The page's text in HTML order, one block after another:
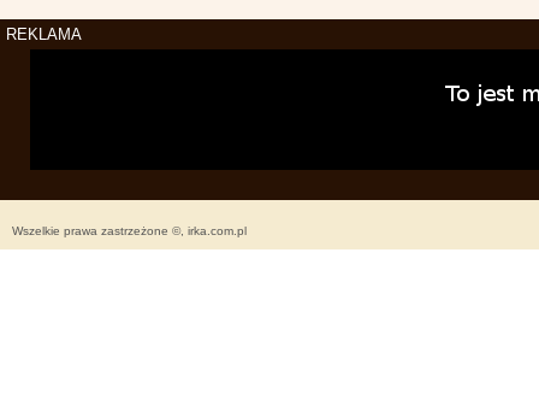
REKLAMA
Wszelkie prawa zastrzeżone ©, irka.com.pl